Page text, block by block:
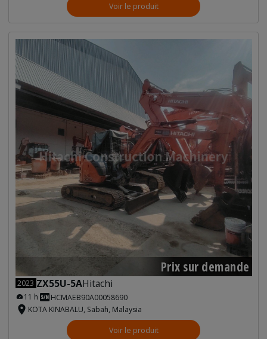
Voir le produit
Prix sur demande
2023 ZX55U-5AHitachi
11 h
HCMAEB90A00058690
KOTA KINABALU, Sabah, Malaysia
Voir le produit